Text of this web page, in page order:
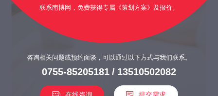
联系南博网，免费获得专属《策划方案》及报价。
咨询相关问题或预约面谈，可以通过以下方式与我们联系。
0755-85205181 / 13510502082
在线咨询 提交需求